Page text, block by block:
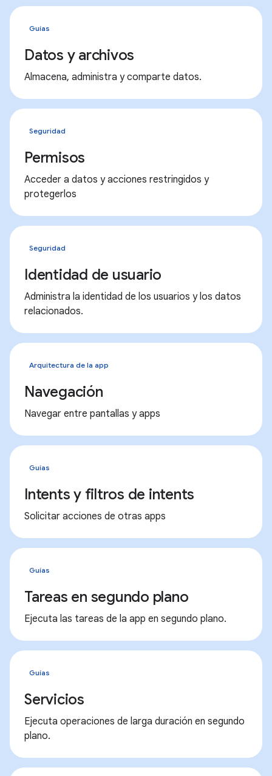
Guías
Datos y archivos
Almacena, administra y comparte datos.
Seguridad
Permisos
Acceder a datos y acciones restringidos y
protegerlos
Seguridad
Identidad de usuario
Administra la identidad de los usuarios y los datos
relacionados.
Arquitectura de la app
Navegación
Navegar entre pantallas y apps
Guías
Intents y filtros de intents
Solicitar acciones de otras apps
Guías
Tareas en segundo plano
Ejecuta las tareas de la app en segundo plano.
Guías
Servicios
Ejecuta operaciones de larga duración en segundo
plano.